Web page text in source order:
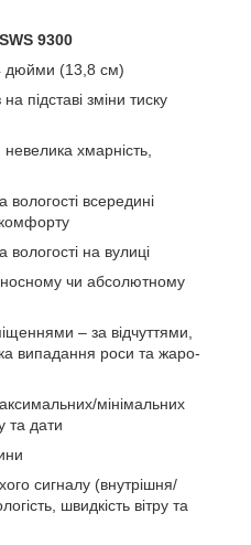
9300
дюйми (13,8 см)
підставі зміни тиску
хмарність,
всередині
на вулиці
чи абсолютному
– за відчуттями,
випадання роси та жаро-
мінімальних
та дати
сигналу (внутрішня/
швидкість вітру та